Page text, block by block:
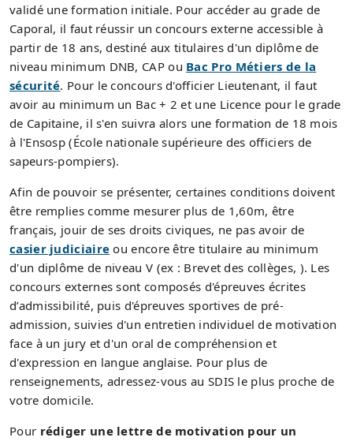
validé une formation initiale. Pour accéder au grade de
Caporal, il faut réussir un concours externe accessible à
partir de 18 ans, destiné aux titulaires d'un diplôme de
niveau minimum DNB, CAP ou Bac Pro Métiers de la
sécurité. Pour le concours d'officier Lieutenant, il faut
avoir au minimum un Bac + 2 et une Licence pour le grade
de Capitaine, il s'en suivra alors une formation de 18 mois
à l'Ensosp (École nationale supérieure des officiers de
sapeurs-pompiers).
Afin de pouvoir se présenter, certaines conditions doivent
être remplies comme mesurer plus de 1,60m, être
français, jouir de ses droits civiques, ne pas avoir de
casier judiciaire ou encore être titulaire au minimum
d'un diplôme de niveau V (ex : Brevet des collèges, ). Les
concours externes sont composés d'épreuves écrites
d’admissibilité, puis d'épreuves sportives de pré-
admission, suivies d'un entretien individuel de motivation
face à un jury et d'un oral de compréhension et
d'expression en langue anglaise. Pour plus de
renseignements, adressez-vous au SDIS le plus proche de
votre domicile.
Pour rédiger une lettre de motivation pour un